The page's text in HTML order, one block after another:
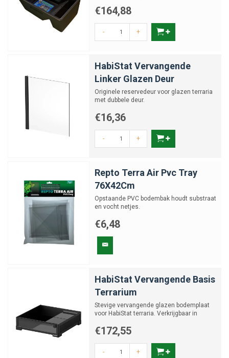
en vervang of upgrade precies dat onderdeel dat het verschil maakt.
€164,88
- +
HabiStat Vervangende
Linker Glazen Deur
Originele reservedeur voor glazen terraria
met dubbele deur.
€16,36
- +
Repto Terra Air Pvc Tray
76X42Cm
Opstaande PVC bodembak houdt substraat
en vocht netjes.
€6,48
HabiStat Vervangende Basis
Terrarium
Stevige vervangende glazen bodemplaat
voor HabiStat terraria. Verkrijgbaar in
€172,55
- +